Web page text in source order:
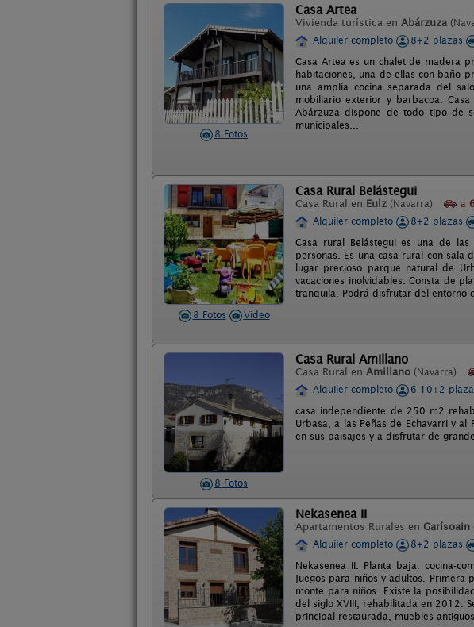
8 Fotos
Casa Artea
Vivienda turística en Abárzuza
Alquiler completo
8+2 plazas
Casa Artea es un chalet de madera
habitaciones, una de ellas con baño
una amplia cocina separada del
mobiliario exterior y barbacoa.
Abárzuza dispone de todo tipo de
municipales...
8 Fotos Video
Casa Rural Belástegui
Casa Rural en Eulz (Navarra) a
Alquiler completo
8+2 plazas
Casa rural Belástegui es una de
personas. Es una casa rural con
lugar precioso parque natural de
vacaciones inolvidables. Consta de
tranquila. Podrá disfrutar del entorno
8 Fotos
Casa Rural Amillano
Casa Rural en Amillano (Navarra)
Alquiler completo
6-10+2
casa independiente de 250 m2
Urbasa, a las Peñas de Echavarri y
en sus paisajes y a disfrutar de
Nekasenea II
Apartamentos Rurales en Garísoain
Alquiler completo
8+2 plazas
Nekasenea II. Planta baja: cocina-
Juegos para niños y adultos. Primera
monte para niños. Existe la
del siglo XVIII, rehabilitada en 2012.
principal restaurada, muebles